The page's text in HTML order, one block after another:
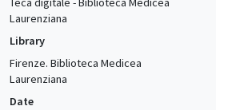
Laurenziana
Library
Firenze. Biblioteca Medicea
Laurenziana
Date